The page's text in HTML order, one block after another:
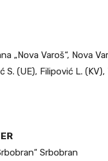
„Nova Varoš“, Nova
S. (UE), Filipović L.
Srbobran